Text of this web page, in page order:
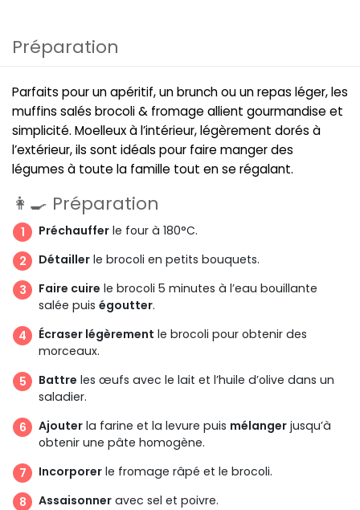
Préparation
Parfaits pour un apéritif, un brunch ou un repas léger, les
muffins salés brocoli & fromage allient gourmandise et
simplicité. Moelleux à l’intérieur, légèrement dorés à
l’extérieur, ils sont idéals pour faire manger des
légumes à toute la famille tout en se régalant.
👩‍🍳 Préparation
Préchauffer le four à 180°C.
Détailler le brocoli en petits bouquets.
Faire cuire le brocoli 5 minutes à l’eau bouillante
salée puis égoutter.
Écraser légèrement le brocoli pour obtenir des
morceaux.
Battre les œufs avec le lait et l’huile d’olive dans un
saladier.
Ajouter la farine et la levure puis mélanger jusqu’à
obtenir une pâte homogène.
Incorporer le fromage râpé et le brocoli.
Assaisonner avec sel et poivre.